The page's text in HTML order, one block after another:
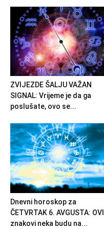
ZVIJEZDE ŠALJU VAŽAN
SIGNAL: Vrijeme je da ga
poslušate, ovo se...
Dnevni horoskop za
ČETVRTAK 6. AVGUSTA: OVI
znakovi neka budu na...